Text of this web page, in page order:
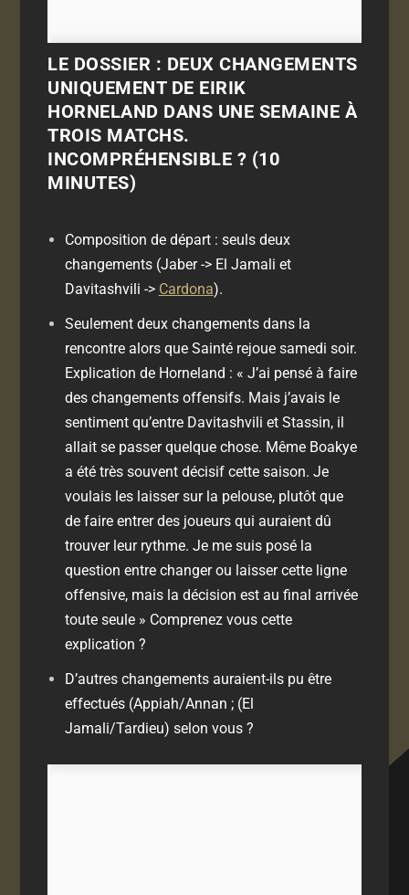
LE DOSSIER : DEUX CHANGEMENTS
UNIQUEMENT DE EIRIK
HORNELAND DANS UNE SEMAINE À
TROIS MATCHS.
INCOMPRÉHENSIBLE ? (10
MINUTES)
Composition de départ : seuls deux
changements (Jaber -> El Jamali et
Davitashvili -> Cardona).
Seulement deux changements dans la
rencontre alors que Sainté rejoue samedi soir.
Explication de Horneland : « J’ai pensé à faire
des changements offensifs. Mais j’avais le
sentiment qu’entre Davitashvili et Stassin, il
allait se passer quelque chose. Même Boakye
a été très souvent décisif cette saison. Je
voulais les laisser sur la pelouse, plutôt que
de faire entrer des joueurs qui auraient dû
trouver leur rythme. Je me suis posé la
question entre changer ou laisser cette ligne
offensive, mais la décision est au final arrivée
toute seule » Comprenez vous cette
explication ?
D’autres changements auraient-ils pu être
effectués (Appiah/Annan ; (El
Jamali/Tardieu) selon vous ?